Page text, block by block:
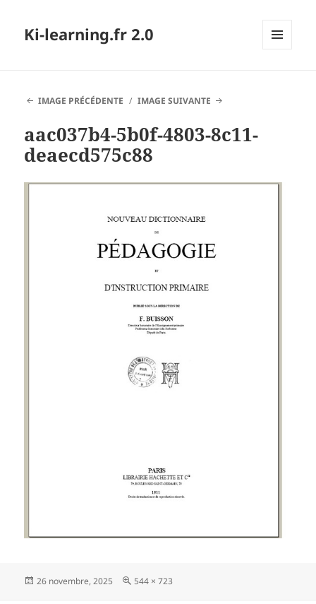
Ki-learning.fr 2.0
IMAGE PRÉCÉDENTE
IMAGE SUIVANTE
aac037b4-5b0f-4803-8c11-
deaecd575c88
Publié
26 novembre, 2025
Taille
544 × 723